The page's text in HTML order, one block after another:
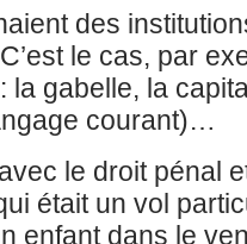
des
le cas, par
la gabelle, la
courant)…
le droit pénal
était un vol
enfant dans le